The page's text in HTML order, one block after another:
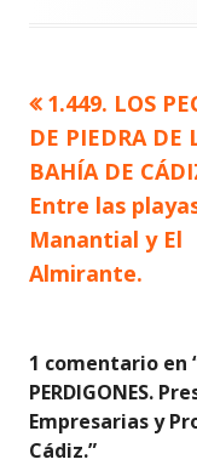
de
entradas
Artículo
anterior
1.449. LOS
DE PIEDRA DE
BAHÍA DE
Entre las
Manantial y El
Almirante.
1 comentario en
PERDIGONES.
Empresarias y
Cádiz.”